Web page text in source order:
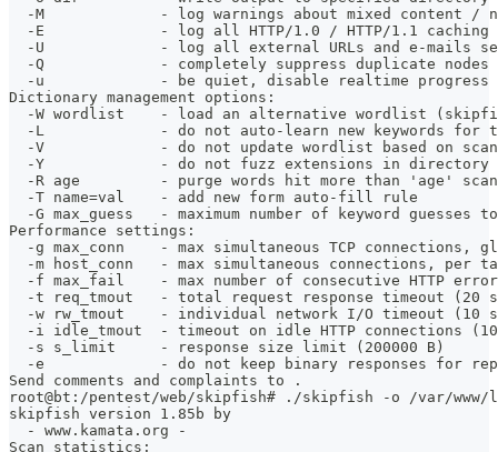
-M             - log warnings about mixed content /
-E             - log all HTTP/1.0 / HTTP/1.1 caching
-U             - log all external URLs and e-mails
-Q             - completely suppress duplicate nodes
-u             - be quiet, disable realtime progress
Dictionary management options:
-W wordlist    - load an alternative wordlist
-L             - do not auto-learn new keywords for
-V             - do not update wordlist based on
-Y             - do not fuzz extensions in directory
-R age         - purge words hit more than 'age'
  -T name=val    - add new form auto-fill rule
-G max_guess   - maximum number of keyword guesses
Performance settings:
-g max_conn    - max simultaneous TCP connections,
-m host_conn   - max simultaneous connections, per
-f max_fail    - max number of consecutive HTTP
-t req_tmout   - total request response timeout (20
-w rw_tmout    - individual network I/O timeout (10
-i idle_tmout  - timeout on idle HTTP connections
  -s s_limit     - response size limit (200000 B)
-e             - do not keep binary responses for
Send comments and complaints to .
root@bt:/pentest/web/skipfish# ./skipfish -o /var/
skipfish version 1.85b by
  - www.kamata.org -
Scan statistics: